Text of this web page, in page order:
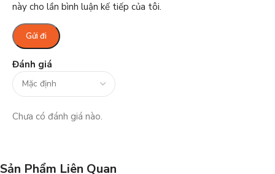
Đánh giá
Chưa có đánh giá nào.
này cho lần bình luận kế tiếp của tôi.
Sản Phẩm Liên Quan